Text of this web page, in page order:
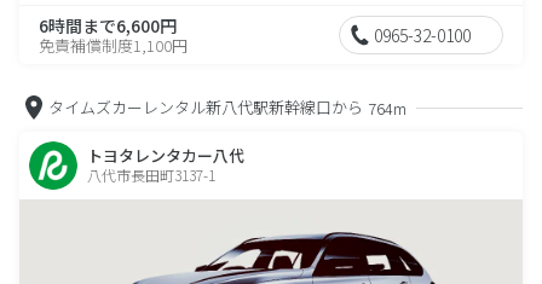
6時間まで6,600円
免責補償制度1,100円 0965-32-0100
タイムズカーレンタル新八代駅新幹線口から 764m
トヨタレンタカー八代
八代市長田町3137-1